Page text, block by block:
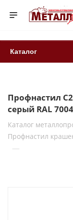
Каталог
Профнастил
серый RAL
Каталог
Профнастил
—